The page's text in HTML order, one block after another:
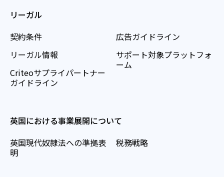
リーガル
契約条件
リーガル情報
Criteoサプライパートナー
ガイドライン
広告ガイドライン
サポート対象プラットフォ
ーム
英国における事業展開について
英国現代奴隷法への準拠表
明
税務戦略